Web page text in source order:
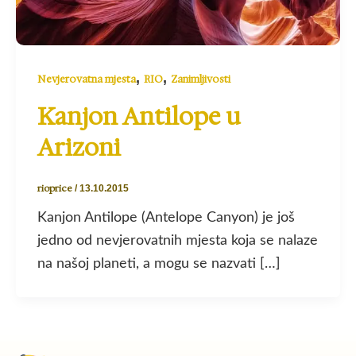
Nevjerovatna mjesta, RIO, Zanimljivosti
Kanjon Antilope u
Arizoni
rioprice /13.10.2015
Kanjon Antilope (Antelope Canyon) je još
jedno od nevjerovatnih mjesta koja se nalaze
na našoj planeti, a mogu se nazvati […]